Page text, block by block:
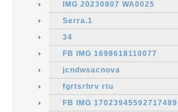
IMG 20230807 WA0025
Serra.1
34
FB IMG 1698618110077
jcndwsacnova
fgrtsrhrv rtu
FB IMG 17023945592717489